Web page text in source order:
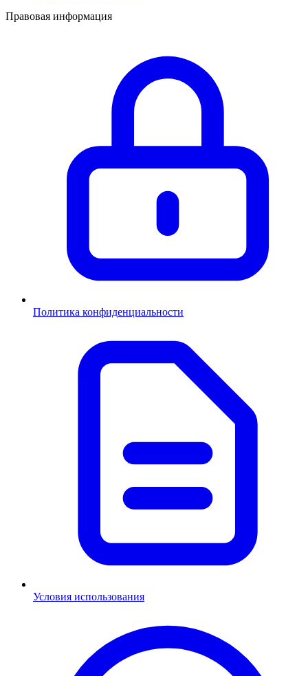
Правовая информация
Политика конфиденциальности
Условия использования